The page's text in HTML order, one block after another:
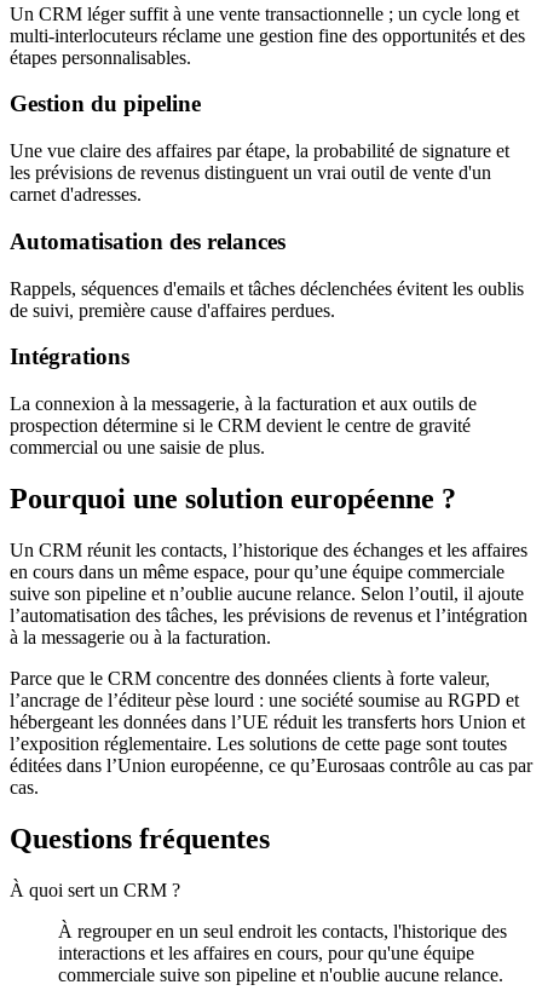
Un CRM léger suffit à une vente transactionnelle ; un cycle long et
multi-interlocuteurs réclame une gestion fine des opportunités et des
étapes personnalisables.
Gestion du pipeline
Une vue claire des affaires par étape, la probabilité de signature et
les prévisions de revenus distinguent un vrai outil de vente d'un
carnet d'adresses.
Automatisation des relances
Rappels, séquences d'emails et tâches déclenchées évitent les oublis
de suivi, première cause d'affaires perdues.
Intégrations
La connexion à la messagerie, à la facturation et aux outils de
prospection détermine si le CRM devient le centre de gravité
commercial ou une saisie de plus.
Pourquoi une solution européenne ?
Un CRM réunit les contacts, l’historique des échanges et les affaires
en cours dans un même espace, pour qu’une équipe commerciale
suive son pipeline et n’oublie aucune relance. Selon l’outil, il ajoute
l’automatisation des tâches, les prévisions de revenus et l’intégration
à la messagerie ou à la facturation.
Parce que le CRM concentre des données clients à forte valeur,
l’ancrage de l’éditeur pèse lourd : une société soumise au RGPD et
hébergeant les données dans l’UE réduit les transferts hors Union et
l’exposition réglementaire. Les solutions de cette page sont toutes
éditées dans l’Union européenne, ce qu’Eurosaas contrôle au cas par
cas.
Questions fréquentes
À quoi sert un CRM ?
À regrouper en un seul endroit les contacts, l'historique des
interactions et les affaires en cours, pour qu'une équipe
commerciale suive son pipeline et n'oublie aucune relance.